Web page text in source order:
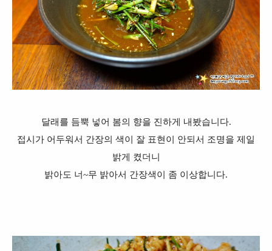
달래를 듬뿍 넣어 봄의 향을 진하게 내봤습니다.
접시가 어두워서 간장의 색이 잘 표현이 안되서 조명을 제일
밝게 켰더니
밝아도 너~무 밝아서 간장색이 좀 이상합니다.